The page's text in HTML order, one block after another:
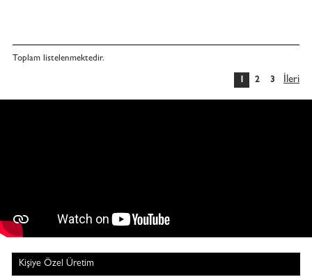
Toplam listelenmektedir.
İleri
1 2 3
Kişiye Özel Üretim